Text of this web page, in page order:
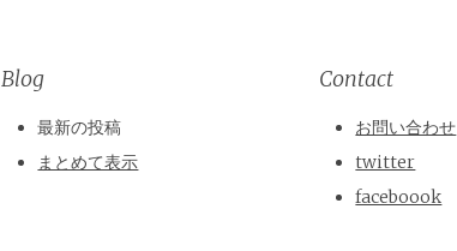
Blog
最新の投稿
まとめて表示
Contact
お問い合わせ
twitter
faceboook